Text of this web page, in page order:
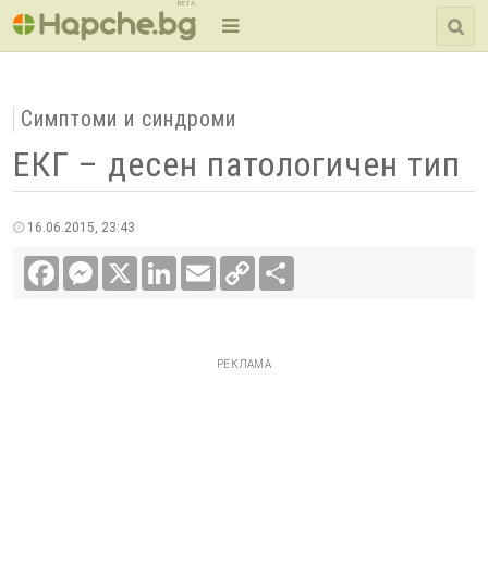
BETA
Симптоми и синдроми
ЕКГ – десен патологичен тип
16.06.2015, 23:43
FacebookMessenger LinkedInEmail
Copy
Link
РЕКЛАМА